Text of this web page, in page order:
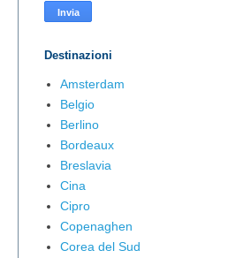
Destinazioni
Amsterdam
Belgio
Berlino
Bordeaux
Breslavia
Cina
Cipro
Copenaghen
Corea del Sud